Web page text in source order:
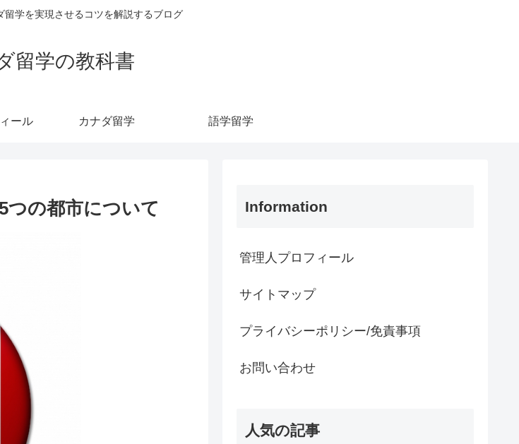
留学を実現させるコツを解説するブログ
留学の教科書
ール カナダ留学 語学留学
つの都市について Information
管理人プロフィール
サイトマップ
プライバシーポリシー/免責事項
お問い合わせ
人気の記事